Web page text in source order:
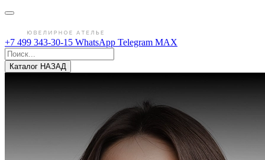
+7 499 343-30-15 WhatsApp Telegram MAX
Каталог НАЗАД